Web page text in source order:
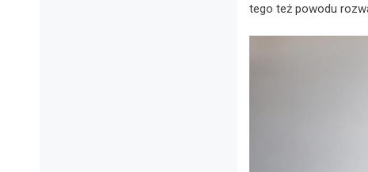
tego też powodu